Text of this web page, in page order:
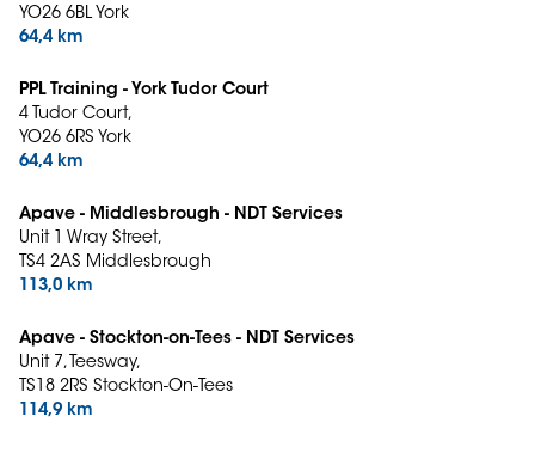
YO26 6BL York
64,4 km
PPL Training - York Tudor Court
4 Tudor Court,
YO26 6RS York
64,4 km
Apave - Middlesbrough - NDT Services
Unit 1 Wray Street,
TS4 2AS Middlesbrough
113,0 km
Apave - Stockton-on-Tees - NDT Services
Unit 7, Teesway,
TS18 2RS Stockton-On-Tees
114,9 km